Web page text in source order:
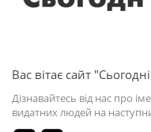
Вас вітає сайт "Сьогодні
Дізнавайтесь від нас про
видатних людей на